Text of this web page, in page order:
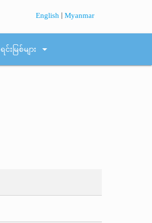
English |Myanmar
ရင်းမြစ်များ arrow_drop_down